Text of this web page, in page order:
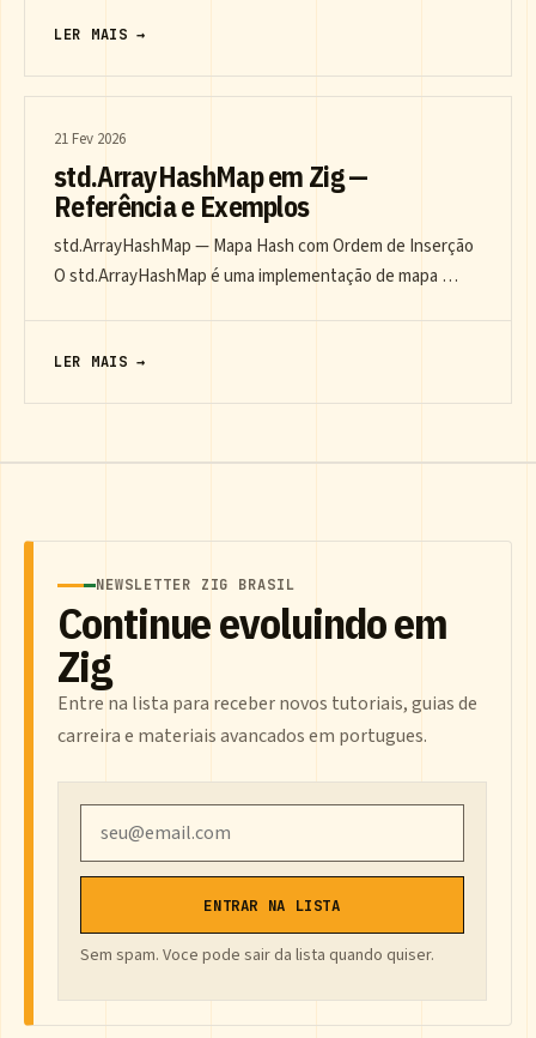
LER MAIS →
21 Fev 2026
std.ArrayHashMap em Zig —
Referência e Exemplos
std.ArrayHashMap — Mapa Hash com Ordem de Inserção
O std.ArrayHashMap é uma implementação de mapa …
LER MAIS →
NEWSLETTER ZIG BRASIL
Continue evoluindo em
Zig
Entre na lista para receber novos tutoriais, guias de
carreira e materiais avancados em portugues.
ENTRAR NA LISTA
Sem spam. Voce pode sair da lista quando quiser.